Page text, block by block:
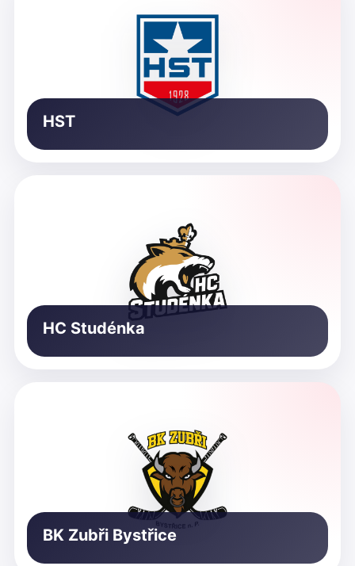
HST
HC Studénka
BK Zubři Bystřice